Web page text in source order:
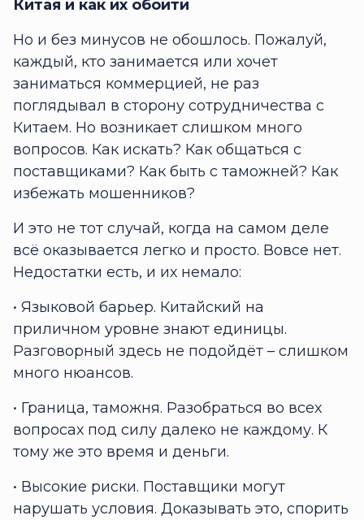
Китая и как их обойти
Но и без минусов не обошлось. Пожалуй,
каждый, кто занимается или хочет
заниматься коммерцией, не раз
поглядывал в сторону сотрудничества с
Китаем. Но возникает слишком много
вопросов. Как искать? Как общаться с
поставщиками? Как быть с таможней? Как
избежать мошенников?
И это не тот случай, когда на самом деле
всё оказывается легко и просто. Вовсе нет.
Недостатки есть, и их немало:
• Языковой барьер. Китайский на
приличном уровне знают единицы.
Разговорный здесь не подойдёт – слишком
много нюансов.
• Граница, таможня. Разобраться во всех
вопросах под силу далеко не каждому. К
тому же это время и деньги.
• Высокие риски. Поставщики могут
нарушать условия. Доказывать это, спорить